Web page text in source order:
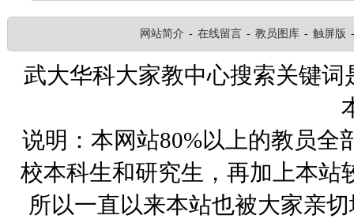
网站简介 - 在线留言 - 教员图库 - 触屏版
武大华科大家教中心搜索关键
说明：本网站80%以上的教员全
校本科生和研究生，再加上本站
所以一直以来本站也被大家亲